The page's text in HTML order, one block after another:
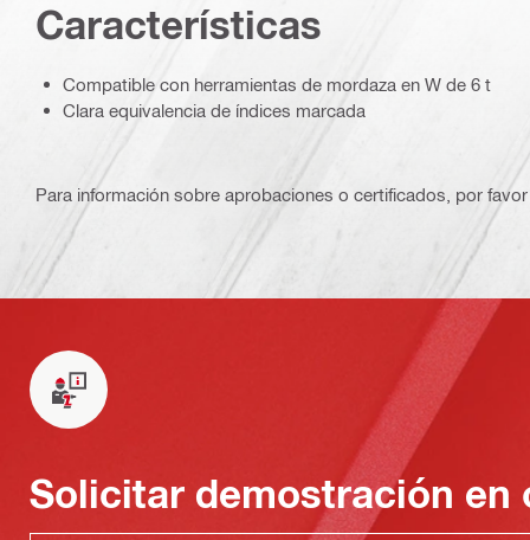
Características
Compatible con herramientas de mordaza en W de 6 t
Clara equivalencia de índices marcada
Para información sobre aprobaciones o certificados, por
Solicitar demostración en